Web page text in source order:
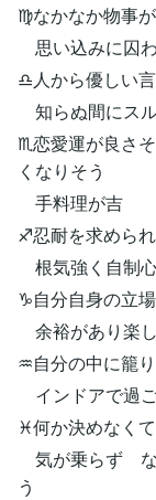
♍なかなか物事
思い込みに囚
♎人から優しい
知らぬ間にス
♏恋愛運が良さ
くなりそう
手料理が吉
♐忍耐を求めら
根気強く自制
♑自分自身の立
余裕があり楽
♒自分の中に籠
インドアで過
♓何か決めなく
気が乗らず な
う